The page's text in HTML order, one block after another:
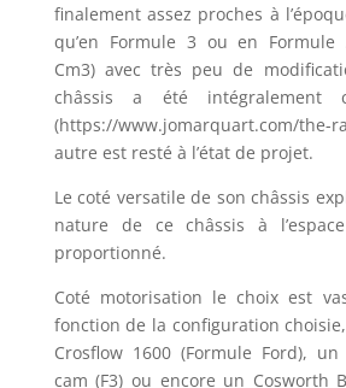
finalement assez proches à
qu’en Formule 3 ou en Formule
Cm3) avec très peu de
châssis a été intégralement
(https://www.jomarquart.com/
autre est resté à l’état de projet.
Le coté versatile de son châssis
nature de ce châssis à
proportionné.
Coté motorisation le choix est
fonction de la configuration
Crosflow 1600 (Formule Ford),
cam (F3) ou encore un Cosworth